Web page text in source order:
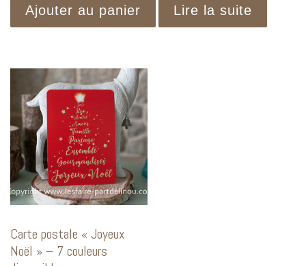
Ajouter au panier Lire la suite
Carte postale « Joyeux
Noël » – 7 couleurs